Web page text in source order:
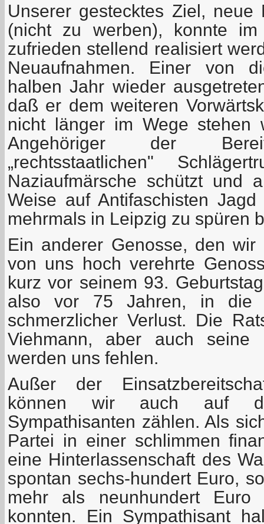
Unserer gestecktes Ziel, neue
(nicht zu werben), konnte im
zufrieden stellend realisiert
Neuaufnahmen. Einer von
halben Jahr wieder
daß er dem weiteren
nicht länger im Wege stehen
Angehöriger der
„rechtsstaatlichen"
Naziaufmärsche schützt und
Weise auf Antifaschisten
mehrmals in Leipzig zu spüren
Ein anderer Genosse, den
von uns hoch verehrte
kurz vor seinem 93.
also vor 75 Jahren, in die
schmerzlicher Verlust. Die
Viehmann, aber auch seine
werden uns fehlen.
Außer der
können wir auch auf
Sympathisanten zählen. Als
Partei in einer schlimmen
eine Hinterlassenschaft des
spontan sechs-hundert Euro,
mehr als neunhundert Euro
konnten. Ein Sympathisant